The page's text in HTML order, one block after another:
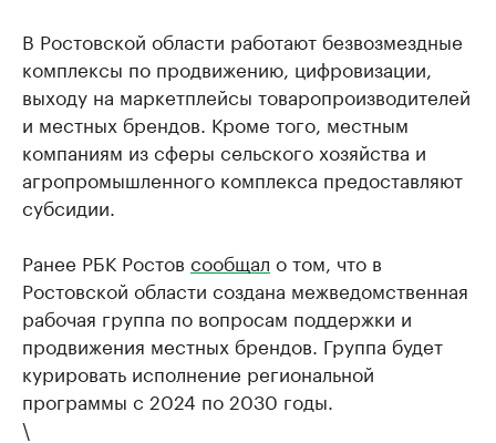
В Ростовской области работают безвозмездные
комплексы по продвижению, цифровизации,
выходу на маркетплейсы товаропроизводителей
и местных брендов. Кроме того, местным
компаниям из сферы сельского хозяйства и
агропромышленного комплекса предоставляют
субсидии.
Ранее РБК Ростов сообщал о том, что в
Ростовской области создана межведомственная
рабочая группа по вопросам поддержки и
продвижения местных брендов. Группа будет
курировать исполнение региональной
программы с 2024 по 2030 годы.
\